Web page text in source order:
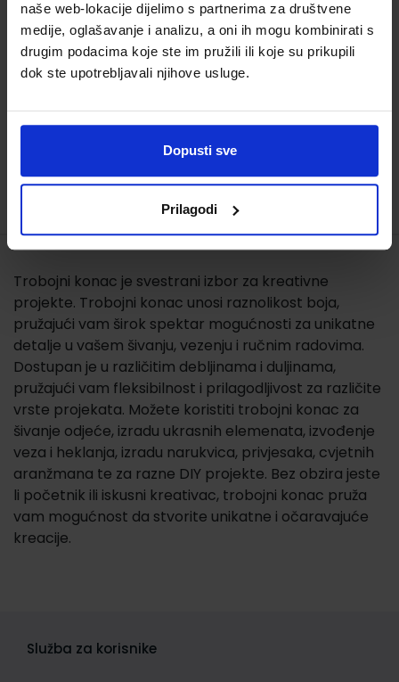
naše web-lokacije dijelimo s partnerima za društvene
medije, oglašavanje i analizu, a oni ih mogu kombinirati s
drugim podacima koje ste im pružili ili koje su prikupili
dok ste upotrebljavali njihove usluge.
Dopusti sve
Prilagodi
9,20 €
Trobojni konac je svestrani izbor za kreativne
projekte. Trobojni konac unosi raznolikost boja,
pružajući vam širok spektar mogućnosti za unikatne
detalje u vašem šivanju, vezenju i ručnim radovima.
Dostupan je u različitim debljinama i duljinama,
pružajući vam fleksibilnost i prilagodljivost za različite
vrste projekata. Možete koristiti trobojni konac za
šivanje odjeće, izradu ukrasnih elemenata, izvođenje
veza i heklanja, izradu narukvica, privjesaka, cvjetnih
aranžmana te za razne DIY projekte. Bez obzira jeste
li početnik ili iskusni kreativac, trobojni konac pruža
vam mogućnost da stvorite unikatne i očaravajuće
kreacije.
Služba za korisnike